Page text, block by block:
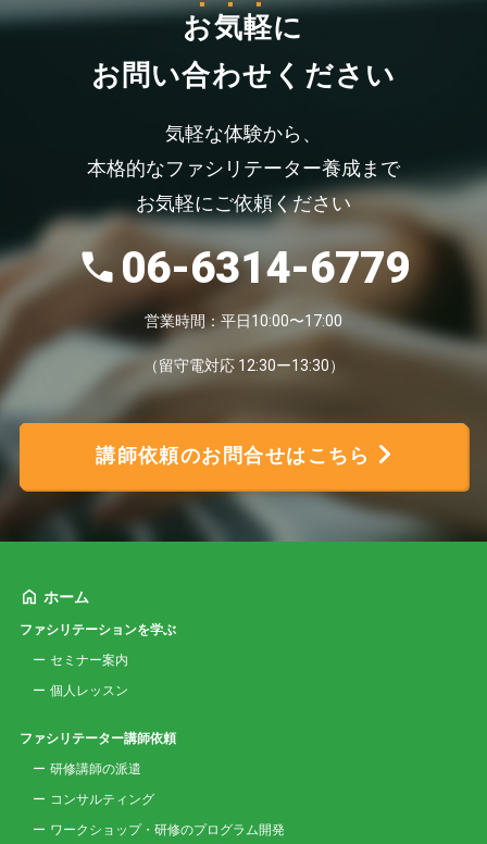
お気軽に
お問い合わせください
気軽な体験から、
本格的なファシリテーター養成まで
お気軽にご依頼ください
06-6314-6779
営業時間：平日10:00〜17:00
（留守電対応 12:30ー13:30）
講師依頼のお問合せはこちら
ホーム
ファシリテーションを学ぶ
セミナー案内
個人レッスン
ファシリテーター講師依頼
研修講師の派遣
コンサルティング
ワークショップ・研修のプログラム開発